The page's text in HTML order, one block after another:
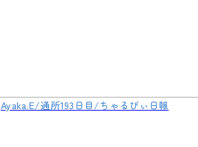
Ayaka.E/通所193日目/ちゃるびぃ日報